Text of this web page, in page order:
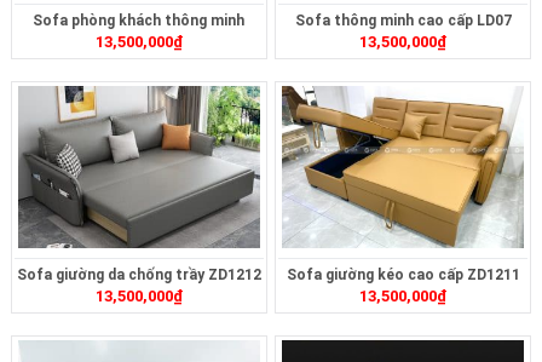
Sofa phòng khách thông minh
ZD1216
13,500,000₫
Sofa thông minh cao cấp LD07
13,500,000₫
Sofa giường da chống trầy ZD1212
13,500,000₫
Sofa giường kéo cao cấp ZD1211
13,500,000₫